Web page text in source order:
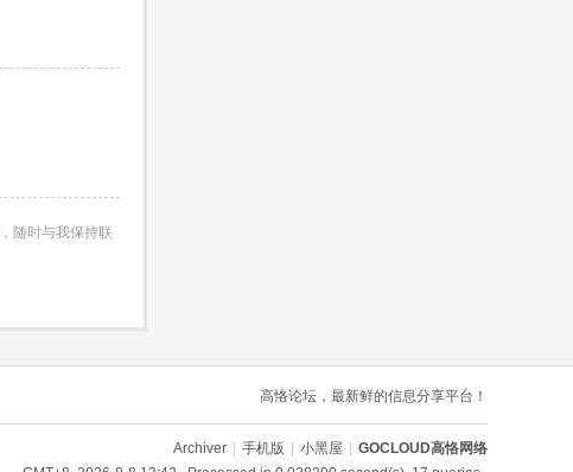
随时与我保持联
高恪论坛，最新鲜的信息分享平台！
Archiver 手机版 小黑屋
GOCLOUD高恪网络